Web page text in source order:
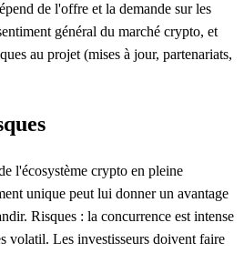
de l'offre et la demande sur les
général du marché crypto, et
au projet (mises à jour, partenariats,
l'écosystème crypto en pleine
unique peut lui donner un avantage
Risques : la concurrence est intense
volatil. Les investisseurs doivent faire